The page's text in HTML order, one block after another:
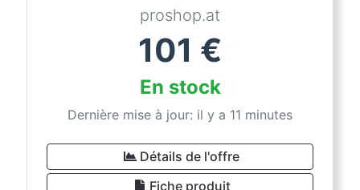
proshop.at
101 €
En stock
Dernière mise à jour: il y a 11 minutes
Détails de l'offre
Fiche produit